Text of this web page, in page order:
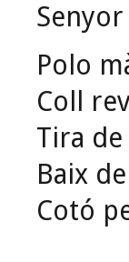
Senyor
Polo
Coll
Tira
Baix
Cotó